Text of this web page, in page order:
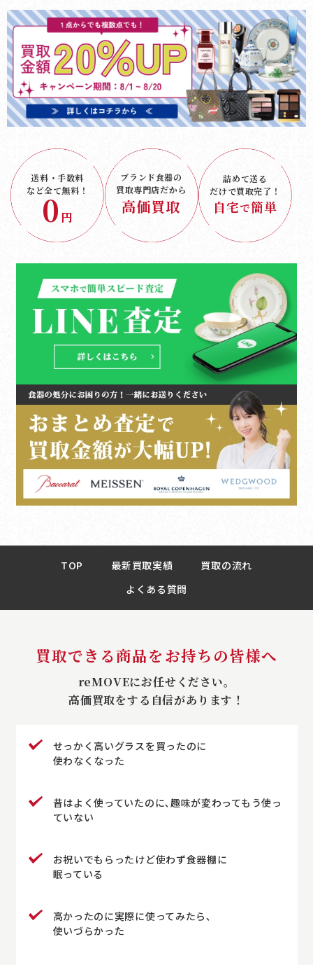
送料・手数料
など全て無料！
0 円
ブランド食器の
買取専門店だから
高価買取
詰めて送る
だけで買取完了！
自宅で簡単
TOP 最新買取実績
買取の流れ
よくある質問
買取できる商品をお持ちの皆様へ
reMOVEにお任せください。
高価買取をする自信があります！
せっかく高いグラスを買ったのに
使わなくなった
昔はよく使っていたのに､趣味が変わってもう使っ
ていない
お祝いでもらったけど使わず食器棚に
眠っている
高かったのに実際に使ってみたら､
使いづらかった